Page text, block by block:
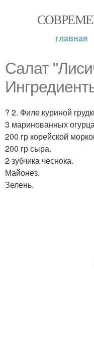
главная
Салат
? 2. Филе куриной
3 маринованных
200 гр корейской
200 гр сыра.
2 зубчика чеснока.
Майонез.
Зелень.